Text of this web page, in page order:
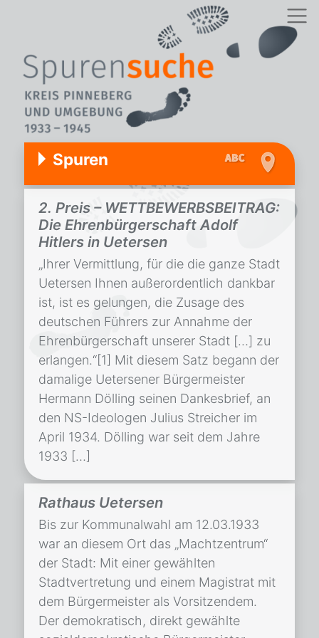
Spuren
2. Preis – WETTBEWERBSBEITRAG:
Die Ehrenbürgerschaft Adolf
Hitlers in Uetersen
„Ihrer Vermittlung, für die die ganze Stadt
Uetersen Ihnen außerordentlich dankbar
ist, ist es gelungen, die Zusage des
deutschen Führers zur Annahme der
Ehrenbürgerschaft unserer Stadt […] zu
erlangen.“[1] Mit diesem Satz begann der
damalige Uetersener Bürgermeister
Hermann Dölling seinen Dankesbrief, an
den NS-Ideologen Julius Streicher im
April 1934. Dölling war seit dem Jahre
1933 […]
Rathaus Uetersen
Bis zur Kommunalwahl am 12.03.1933
war an diesem Ort das „Machtzentrum“
der Stadt: Mit einer gewählten
Stadtvertretung und einem Magistrat mit
dem Bürgermeister als Vorsitzendem.
Der demokratisch, direkt gewählte